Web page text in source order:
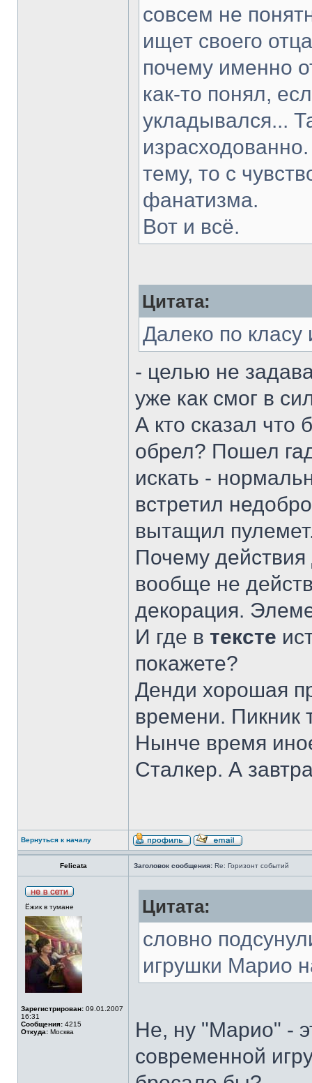
совсем не
ищет своего
почему именно
как-то понял,
укладывался...
тему, то с
фанатизма.
Вот и всё.
Цитата:
Далеко по класу
- целью не
уже как смог в
А кто сказал что
обрел? Пошел
искать -
встретил
вытащил
Почему
вообще не
декорация.
И где в тексте
покажете?
Денди хорошая
времени. Пикник
Нынче время
Сталкер. А
Вернуться к началу
Felicata Заголовок сообщения: Re: Горизонт событий
Ёжик в тумане
Зарегистрирован: 09.01.2007
16:31
Сообщения: 4215
Откуда: Москва
Цитата:
словно
игрушки Марио
Не, ну "Марио" -
современной